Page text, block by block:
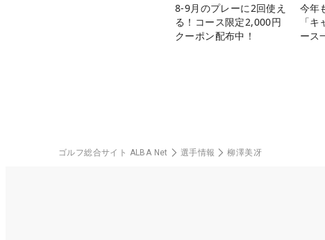
8-9月のプレーに2回使え
る！コース限定2,000円
クーポン配布中！
今年
「
ース
ゴルフ総合サイト ALBA Net 選手情報 柳澤美冴